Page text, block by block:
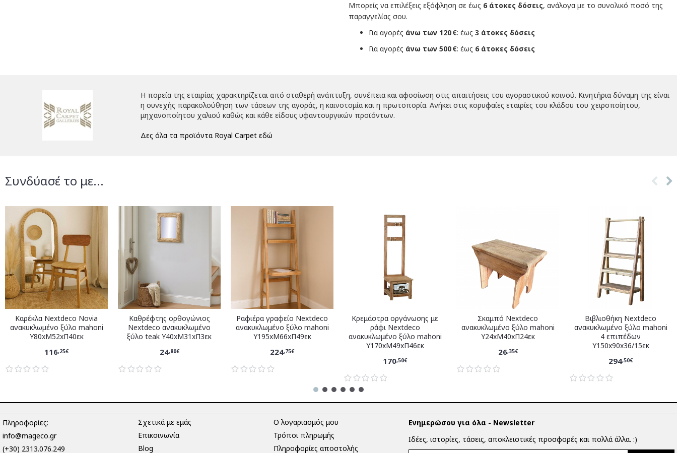
Μπορείς να επιλέξεις εξόφληση σε έως 6 άτοκες δόσεις, ανάλογα με το συνολικό ποσό της
παραγγελίας σου.
Για αγορές άνω των 120 €: έως 3 άτοκες δόσεις
Για αγορές άνω των 500 €: έως 6 άτοκες δόσεις
Η πορεία της εταιρίας χαρακτηρίζεται από σταθερή ανάπτυξη, συνέπεια και αφοσίωση στις απαιτήσεις του αγοραστικού κοινού. Κινητήρια δύναμη της είναι
η συνεχής παρακολούθηση των τάσεων της αγοράς, η καινοτομία και η πρωτοπορία. Ανήκει στις κορυφαίες εταιρίες του κλάδου του χειροποίητου,
μηχανοποίητου χαλιού καθώς και κάθε είδους υφαντουργικών προϊόντων.
Δες όλα τα προϊόντα Royal Carpet εδώ
Συνδύασέ το με...
Καρέκλα Nextdeco Novia
ανακυκλωμένο ξύλο mahoni
Υ80xM52xΠ40εκ
116,25€
Καθρέφτης ορθογώνιος
Nextdeco ανακυκλωμένο
ξύλο teak Υ40xM31xΠ3εκ
24,80€
Ραφιέρα γραφείο Nextdeco
ανακυκλωμένο ξύλο mahoni
Υ195xM66xΠ49εκ
224,75€
Κρεμάστρα οργάνωσης με
ράφι Nextdeco
ανακυκλωμένο ξύλο mahoni
Υ170xM49xΠ46εκ
170,50€
Σκαμπό Nextdeco
ανακυκλωμένο ξύλο mahoni
Υ24xM40xΠ24εκ
26,35€
Βιβλιοθήκη Nextdeco
ανακυκλωμένο ξύλο mahoni
4 επιπέδων
Υ150x90x36/15εκ
294,50€
Πληροφορίες:
info@mageco.gr
(+30) 2313.076.249
Σχετικά με εμάς
Επικοινωνία
Blog
Ο λογαριασμός μου
Τρόποι πληρωμής
Πληροφορίες αποστολής
Ενημερώσου για όλα - Newsletter
Ιδέες, ιστορίες, τάσεις, αποκλειστικές προσφορές και πολλά άλλα. :)